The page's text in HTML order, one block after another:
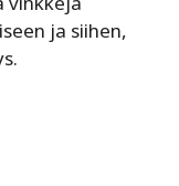
ja siihen,